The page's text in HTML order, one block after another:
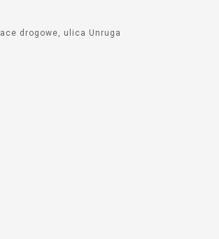
drogowe ulica Unruga